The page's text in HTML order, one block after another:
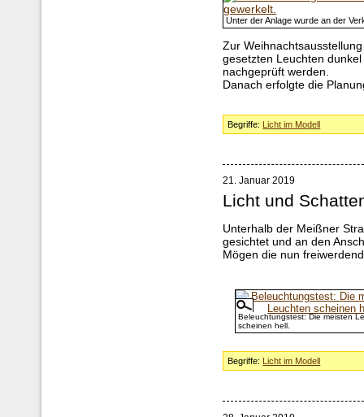
Unter der Anlage wurde an der
Zur
gesetzten Leuchten
nachgeprüft werden.
Danach erfolgte die
Begriffe: Licht im Modell
21. Januar 2019
Licht und
Unterhalb der Meißner
gesichtet und an den
Mögen die nun
Beleuchtungstest: Die meisten
scheinen hell.
Begriffe: Licht im Modell